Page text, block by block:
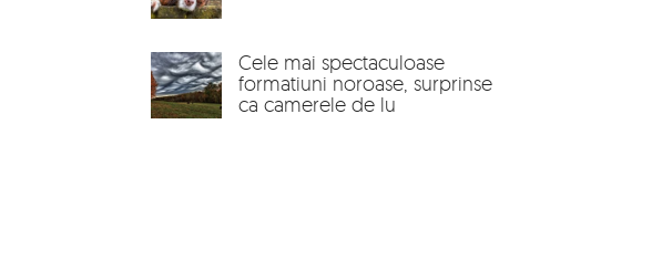
Cele mai spectaculoase
formatiuni noroase, surprinse
ca camerele de lu